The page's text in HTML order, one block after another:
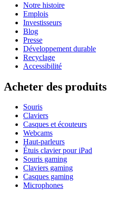
Notre histoire
Emplois
Investisseurs
Blog
Presse
Développement durable
Recyclage
Accessibilité
Acheter des produits
Souris
Claviers
Casques et écouteurs
Webcams
Haut-parleurs
Étuis clavier pour iPad
Souris gaming
Claviers gaming
Casques gaming
Microphones